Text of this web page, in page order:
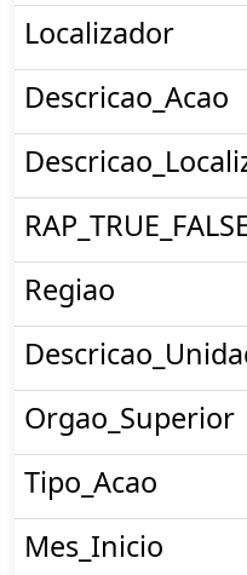
Localizador
Descricao_Acao
Regiao
Orgao_Superior
Tipo_Acao
Mes_Inicio